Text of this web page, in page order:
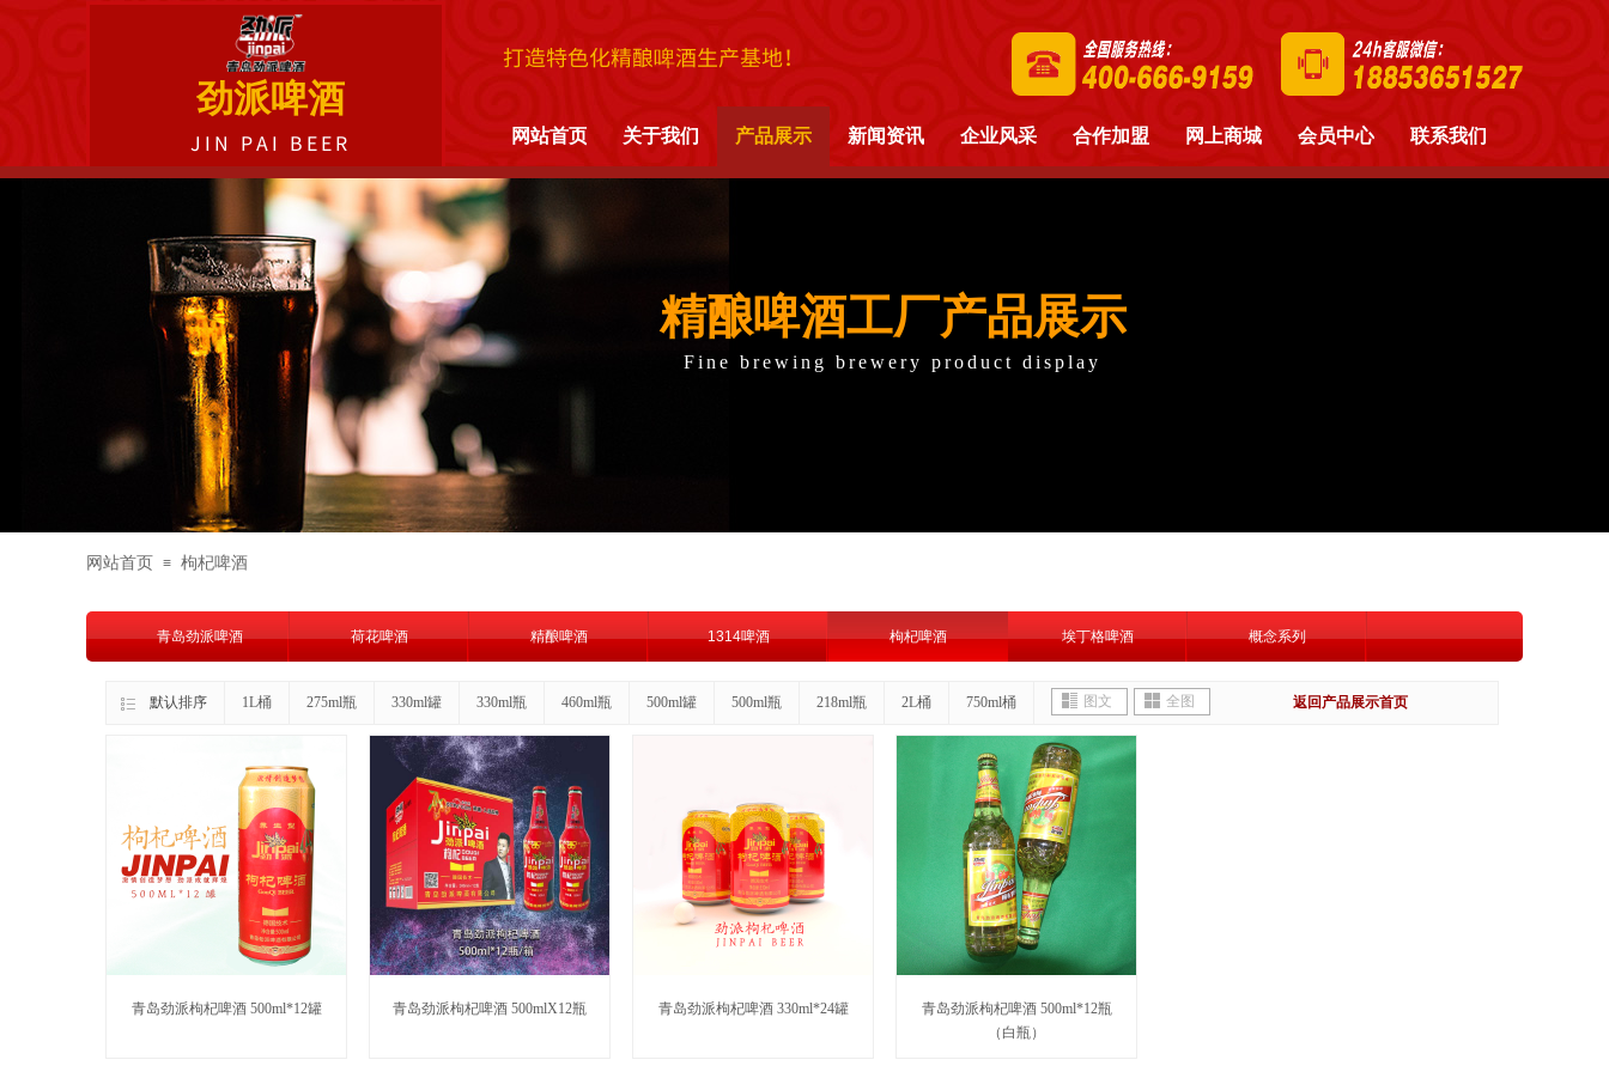
打造特色化精酿啤酒生产基地！
JIN PAI BEER
劲派啤酒
网站首页 关于我们 产品展示 新闻资讯 企业风采 合作加盟 网上商城 会员中心 联系我们
精酿啤酒工厂产品展示
Fine brewing brewery product display
网站首页 ≡ 枸杞啤酒
青岛劲派啤酒 荷花啤酒 精酿啤酒 1314啤酒 枸杞啤酒 埃丁格啤酒 概念系列
默认排序 1L桶 275ml瓶 330ml罐 330ml瓶 460ml瓶 500ml罐 500ml瓶 218ml瓶 2L桶 750ml桶 图文 全图
青岛劲派枸杞啤酒 500ml*12罐 青岛劲派枸杞啤酒 500mlX12瓶 青岛劲派枸杞啤酒 330ml*24罐
青岛劲派枸杞啤酒 500ml*12瓶
（白瓶）
返回 产品展示首页